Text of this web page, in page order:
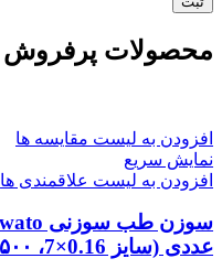
محصولات پرفروش
افزودن به لیست مقایسه ها
نمایش سریع
افزودن به لیست علاقمندی ها
عددی (سایز 0.16×7، ۵۰۰ عددی)